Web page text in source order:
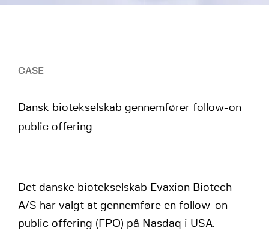
CASE
Dansk biotekselskab gennemfører follow-on
public offering
Det danske biotekselskab Evaxion Biotech
A/S har valgt at gennemføre en follow-on
public offering (FPO) på Nasdaq i USA.